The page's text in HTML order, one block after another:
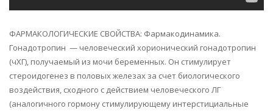
ФАРМАКОЛОГИЧЕСКИЕ СВОЙСТВА: Фармакодинамика.
Гонадотропин — человеческий хорионический гонадотропин
(чХГ), получаемый из мочи беременных. Он стимулирует
стероидогенез в половых железах за счет биологического
воздействия, сходного с действием человеческого ЛГ
(аналогичного гормону стимулирующему интерстициальные